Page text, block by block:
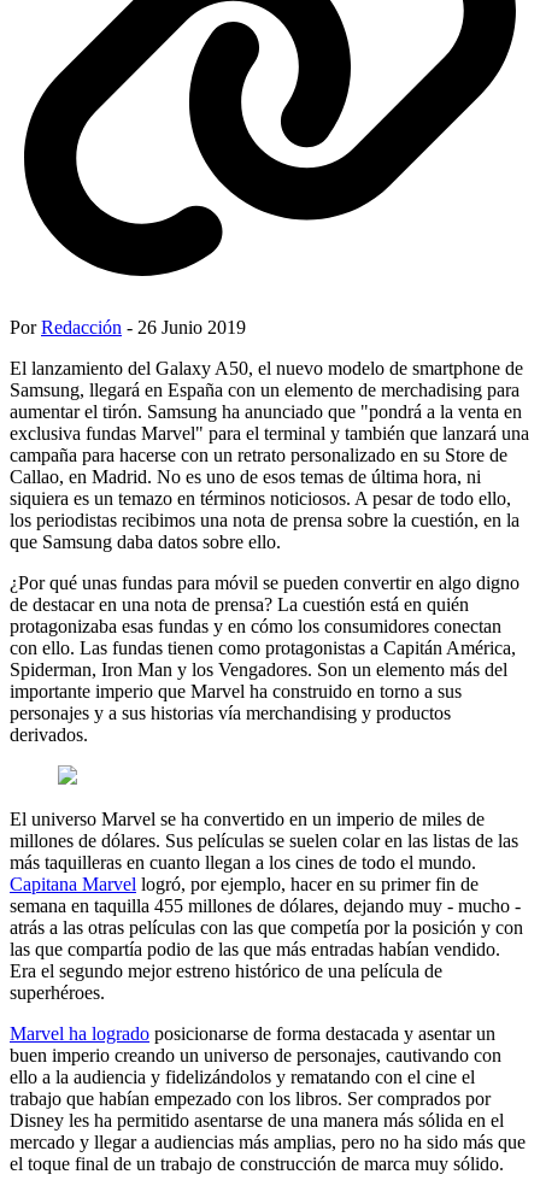
PorRedacción - 26 Junio 2019
El lanzamiento del Galaxy A50, el nuevo modelo de smartphone de
Samsung, llegará en España con un elemento de merchadising para
aumentar el tirón. Samsung ha anunciado que "pondrá a la venta en
exclusiva fundas Marvel" para el terminal y también que lanzará una
campaña para hacerse con un retrato personalizado en su Store de
Callao, en Madrid. No es uno de esos temas de última hora, ni
siquiera es un temazo en términos noticiosos. A pesar de todo ello,
los periodistas recibimos una nota de prensa sobre la cuestión, en la
que Samsung daba datos sobre ello.
¿Por qué unas fundas para móvil se pueden convertir en algo digno
de destacar en una nota de prensa? La cuestión está en quién
protagonizaba esas fundas y en cómo los consumidores conectan
con ello. Las fundas tienen como protagonistas a Capitán América,
Spiderman, Iron Man y los Vengadores. Son un elemento más del
importante imperio que Marvel ha construido en torno a sus
personajes y a sus historias vía merchandising y productos
derivados.
El universo Marvel se ha convertido en un imperio de miles de
millones de dólares. Sus películas se suelen colar en las listas de las
más taquilleras en cuanto llegan a los cines de todo el mundo.
Capitana Marvel logró, por ejemplo, hacer en su primer fin de
semana en taquilla 455 millones de dólares, dejando muy - mucho -
atrás a las otras películas con las que competía por la posición y con
las que compartía podio de las que más entradas habían vendido.
Era el segundo mejor estreno histórico de una película de
superhéroes.
Marvel ha logrado posicionarse de forma destacada y asentar un
buen imperio creando un universo de personajes, cautivando con
ello a la audiencia y fidelizándolos y rematando con el cine el
trabajo que habían empezado con los libros. Ser comprados por
Disney les ha permitido asentarse de una manera más sólida en el
mercado y llegar a audiencias más amplias, pero no ha sido más que
el toque final de un trabajo de construcción de marca muy sólido.